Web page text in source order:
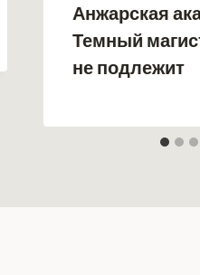
Анжарская
Темный
не подлежит